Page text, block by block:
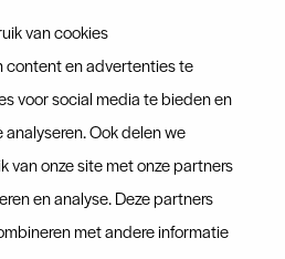
van cookies
content en advertenties te
voor social media te bieden en
Ook delen we
van onze site met onze partners
en analyse. Deze partners
met andere informatie